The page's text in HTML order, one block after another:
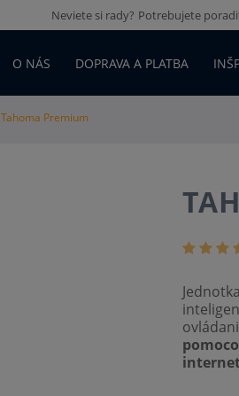
Neviete si rady? Potrebujete
O NÁS DOPRAVA A PLATBA
Tahoma Premium